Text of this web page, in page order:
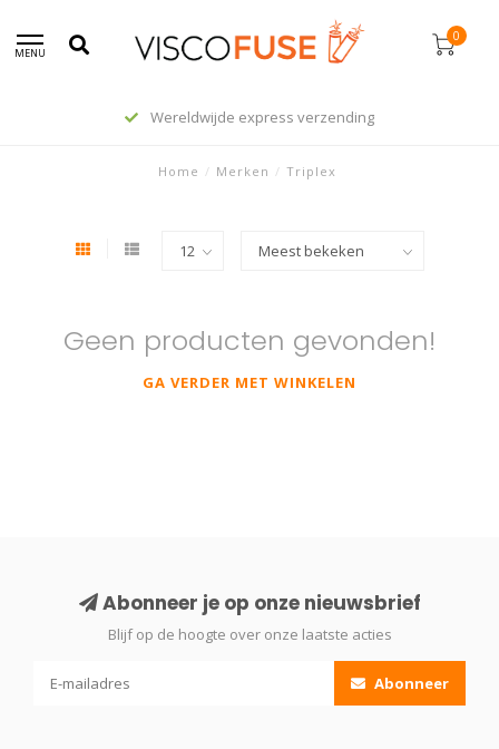
MENU
0
Wereldwijde express verzending
Home / Merken / Triplex
Geen producten gevonden!
GA VERDER MET WINKELEN
Abonneer je op onze nieuwsbrief
Blijf op de hoogte over onze laatste acties
Abonneer